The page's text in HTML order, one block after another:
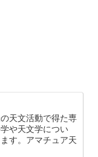
天文活動で得た専
や天文学につい
す。アマチュア天